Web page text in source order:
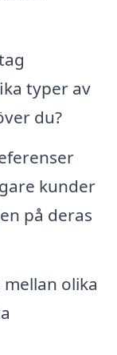
typer av
du?
kunder
på deras
olika